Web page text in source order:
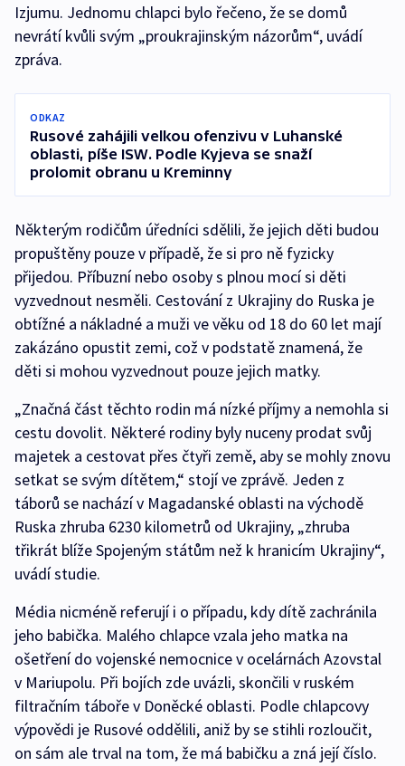
Izjumu. Jednomu chlapci bylo řečeno, že se domů
nevrátí kvůli svým „proukrajinským názorům“, uvádí
zpráva.
ODKAZ
Rusové zahájili velkou ofenzivu v Luhanské
oblasti, píše ISW. Podle Kyjeva se snaží
prolomit obranu u Kreminny
Některým rodičům úředníci sdělili, že jejich děti budou
propuštěny pouze v případě, že si pro ně fyzicky
přijedou. Příbuzní nebo osoby s plnou mocí si děti
vyzvednout nesměli. Cestování z Ukrajiny do Ruska je
obtížné a nákladné a muži ve věku od 18 do 60 let mají
zakázáno opustit zemi, což v podstatě znamená, že
děti si mohou vyzvednout pouze jejich matky.
„Značná část těchto rodin má nízké příjmy a nemohla si
cestu dovolit. Některé rodiny byly nuceny prodat svůj
majetek a cestovat přes čtyři země, aby se mohly znovu
setkat se svým dítětem,“ stojí ve zprávě. Jeden z
táborů se nachází v Magadanské oblasti na východě
Ruska zhruba 6230 kilometrů od Ukrajiny, „zhruba
třikrát blíže Spojeným státům než k hranicím Ukrajiny“,
uvádí studie.
Média nicméně referují i o případu, kdy dítě zachránila
jeho babička. Malého chlapce vzala jeho matka na
ošetření do vojenské nemocnice v ocelárnách Azovstal
v Mariupolu. Při bojích zde uvázli, skončili v ruském
filtračním táboře v Doněcké oblasti. Podle chlapcovy
výpovědi je Rusové oddělili, aniž by se stihli rozloučit,
on sám ale trval na tom, že má babičku a zná její číslo.